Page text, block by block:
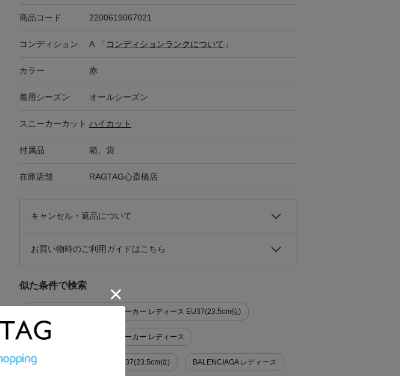
商品コード 2200619067021
コンディション A 「 コンディションランクについて 」
カラー 赤
着用シーズン オールシーズン
スニーカーカット ハイカット
付属品 箱、袋
在庫店舗 RAGTAG心斎橋店
キャンセル・返品について
お買い物時のご利用ガイドはこちら
似た条件で検索
BALENCIAGA シューズ>スニーカー レディース EU37(23.5cm位)
BALENCIAGA シューズ>スニーカー レディース
BALENCIAGA レディース EU37(23.5cm位) BALENCIAGA レディース